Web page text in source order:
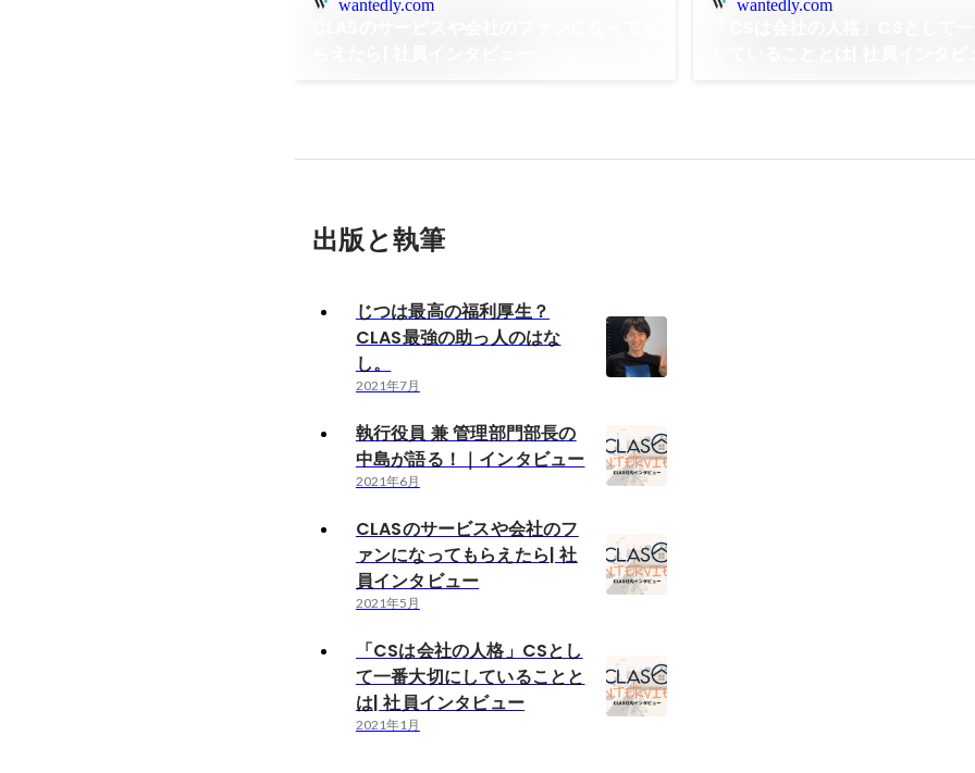
wantedly.com wantedly.com
出版と執筆
じつは最高の福利厚生？
CLAS最強の助っ人のはな
し。
2021年7月
執行役員 兼 管理部門部長の
中島が語る！｜インタビュー
2021年6月
CLASのサービスや会社のフ
ァンになってもらえたら| 社
員インタビュー
2021年5月
「CSは会社の人格」CSとし
て一番大切にしていることと
は| 社員インタビュー
2021年1月